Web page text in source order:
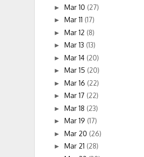
► Mar 10 (27)
► Mar 11 (17)
► Mar 12 (8)
► Mar 13 (13)
► Mar 14 (20)
► Mar 15 (20)
► Mar 16 (22)
► Mar 17 (22)
► Mar 18 (23)
► Mar 19 (17)
► Mar 20 (26)
► Mar 21 (28)